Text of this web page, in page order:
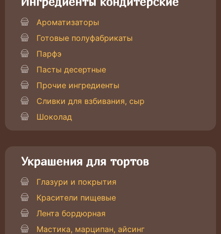
Ароматизаторы
Готовые полуфабрикаты
Парфэ
Пасты десертные
Прочие ингредиенты
Сливки для взбивания, сыр
Шоколад
Украшения для тортов
Глазури и покрытия
Красители пищевые
Лента бордюрная
Мастика, марципан, айсинг